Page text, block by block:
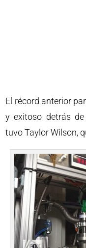
El récord anterior
y exitoso detrás
tuvo Taylor Wilson,